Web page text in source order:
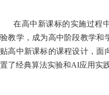
在高中新课标的实施过程
验教学，成为高中阶段教学和
贴高中新课标的课程设计，面
置了经典算法实验和AI应用实